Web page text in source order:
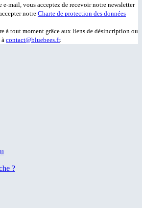
e-mail, vous acceptez de recevoir notre newsletter
notre Charte de protection des données
à tout moment grâce aux liens de désincription ou
contact@bluebees.fr.
?